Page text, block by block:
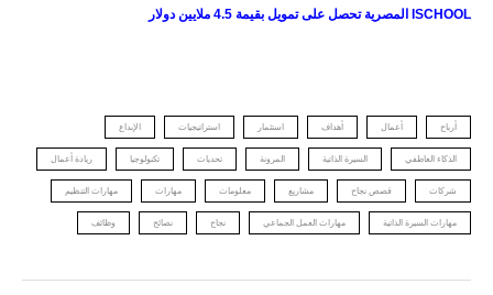
ISCHOOL المصرية تحصل على تمويل بقيمة 4.5 ملايين دولار
أرباح أعمال أهداف استثمار استراتيجيات الإبداع
الذكاء العاطفي السيرة الذاتية المرونة تحديات تكنولوجيا ريادة أعمال
شركات قصص نجاح مشاريع معلومات مهارات مهارات التنظيم
مهارات السيرة الذاتية مهارات العمل الجماعي نجاح نصائح وظائف